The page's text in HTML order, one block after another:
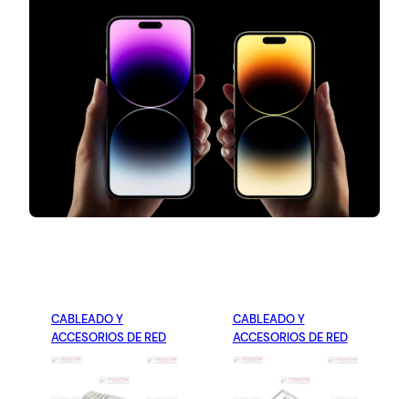
CABLEADO Y
ACCESORIOS DE RED
CABLEADO Y
ACCESORIOS DE RED